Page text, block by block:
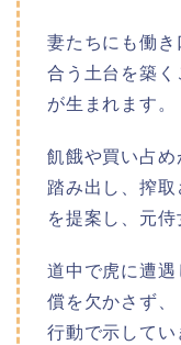
妻たちにも働き
合う土台を築
が生まれます。
飢餓や買い占め
踏み出し、搾
を提案し、元侍
道中で虎に遭遇
償を欠かさず
行動で示してい